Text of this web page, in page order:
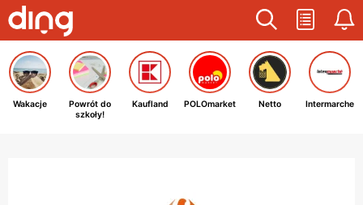
Wakacje
Powrót do
szkoły!
Kaufland POLOmarket Netto Intermarche